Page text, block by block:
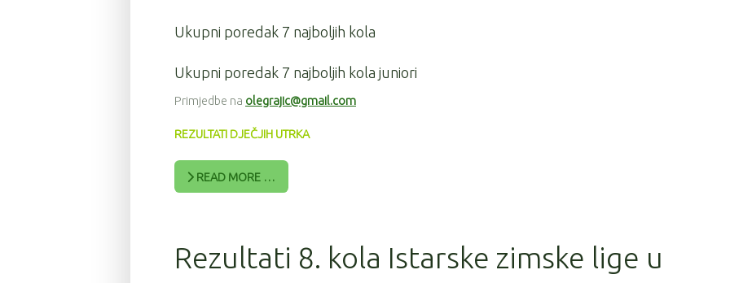
Ukupni poredak 7 najboljih kola
Ukupni poredak 7 najboljih kola juniori
Primjedbe na olegrajic@gmail.com
REZULTATI DJEČJIH UTRKA
READ MORE …
Rezultati 8. kola Istarske zimske lige u